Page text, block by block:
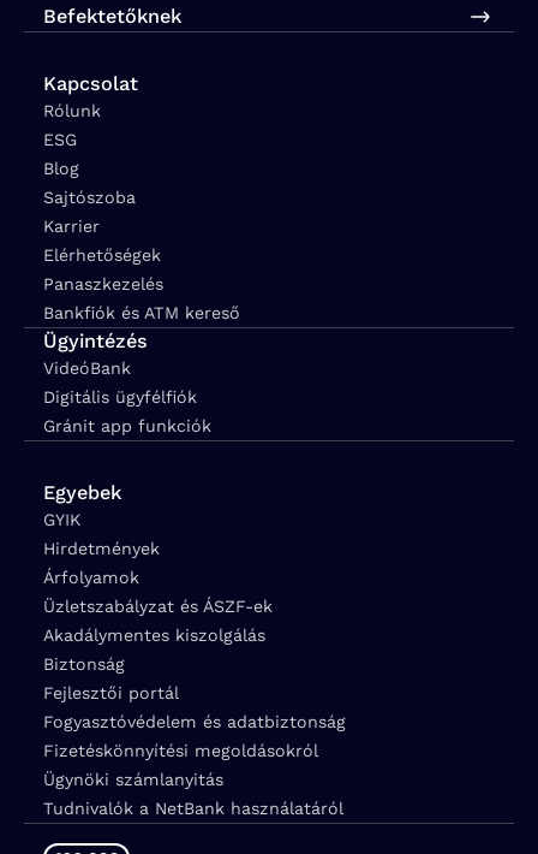
Befektetőknek
Kapcsolat
Rólunk
ESG
Blog
Sajtószoba
Karrier
Elérhetőségek
Panaszkezelés
Bankfiók és ATM kereső
Ügyintézés
VideóBank
Digitális ügyfélfiók
Gránit app funkciók
Egyebek
GYIK
Hirdetmények
Árfolyamok
Üzletszabályzat és ÁSZF-ek
Akadálymentes kiszolgálás
Biztonság
Fejlesztői portál
Fogyasztóvédelem és adatbiztonság
Fizetéskönnyítési megoldásokról
Ügynöki számlanyitás
Tudnivalók a NetBank használatáról